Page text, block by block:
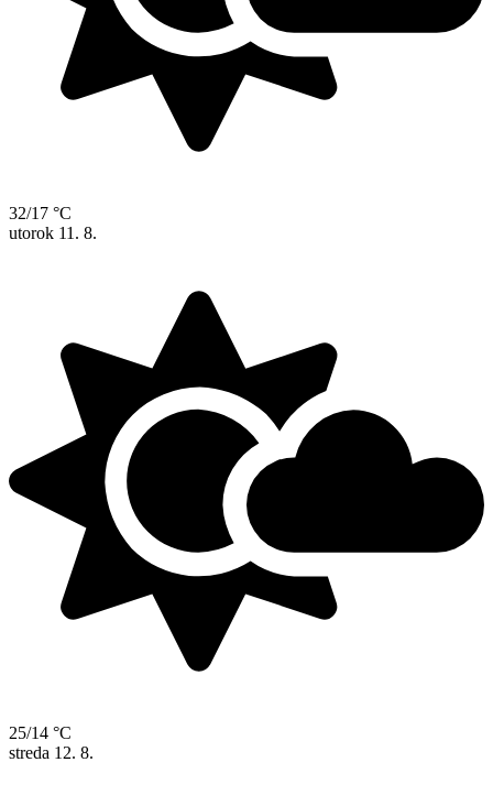
32/17 °C
utorok 11. 8.
25/14 °C
streda 12. 8.